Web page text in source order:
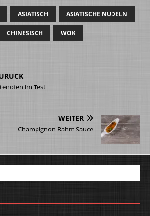
ASIATISCH ASIATISCHE NUDELN
CHINESISCH WOK
im Test
WEITER
Champignon Rahm Sauce